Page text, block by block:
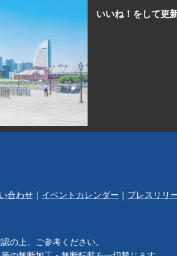
いいね！をして更
合わせ イベントカレンダー プレスリリ
の上、ご参考ください。